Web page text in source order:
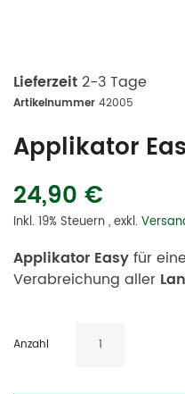
Lieferzeit 2-3 Tage
Artikelnummer 42005
Applikator
24,90 €
Inkl. 19% Steuern,exkl.
Applikator Easyfür
Verabreichung aller
Anzahl